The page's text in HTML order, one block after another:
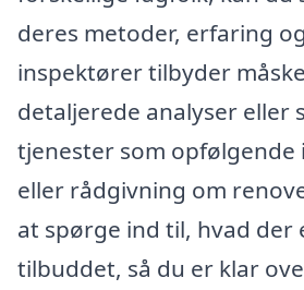
deres metoder, erfaring
inspektører tilbyder
detaljerede analyser eller
tjenester som opfølgende
eller rådgivning om
at spørge ind til, hvad der
tilbuddet, så du er klar